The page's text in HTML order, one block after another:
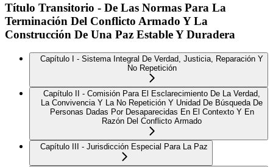
Título Transitorio - De Las Normas Para La
Terminación Del Conflicto Armado Y La
Construcción De Una Paz Estable Y Duradera
Capítulo I - Sistema Integral De Verdad, Justicia, Reparación Y
No Repetición
Capítulo II - Comisión Para El Esclarecimiento De La Verdad,
La Convivencia Y La No Repetición Y Unidad De Búsqueda De
Personas Dadas Por Desaparecidas En El Contexto Y En
Razón Del Conflicto Armado
Capítulo III - Jurisdicción Especial Para La Paz